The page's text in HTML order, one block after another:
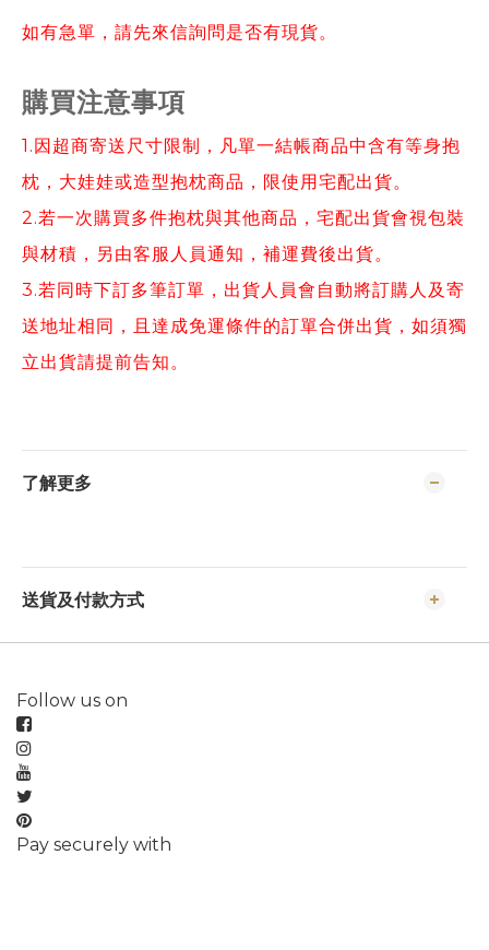
如有急單，請先來信詢問是否有現貨。
購買注意事項
1.因超商寄送尺寸限制，凡單一結帳商品中含有等身抱
枕，大娃娃或造型抱枕商品，限使用宅配出貨。
2.若一次購買多件抱枕與其他商品，宅配出貨會視包裝
與材積，另由客服人員通知，補運費後出貨。
3.若同時下訂多筆訂單，出貨人員會自動將訂購人及寄
送地址相同，且達成免運條件的訂單合併出貨，如須獨
立出貨請提前告知。
了解更多
送貨及付款方式
Follow us on
Pay securely with